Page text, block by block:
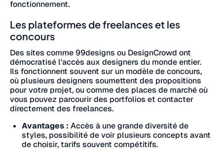
fonctionnement.
Les plateformes de freelances et les
concours
Des sites comme 99designs ou DesignCrowd ont
démocratisé l'accès aux designers du monde entier.
Ils fonctionnent souvent sur un modèle de concours,
où plusieurs designers soumettent des propositions
pour votre projet, ou comme des places de marché où
vous pouvez parcourir des portfolios et contacter
directement des freelances.
Avantages : Accès à une grande diversité de
styles, possibilité de voir plusieurs concepts avant
de choisir, tarifs souvent compétitifs.